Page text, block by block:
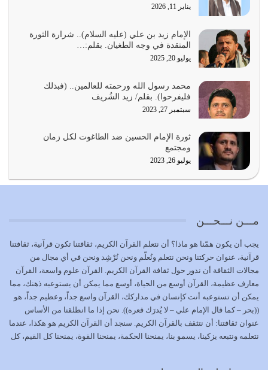
بحبل الله جميعاً وليس كل…
يوليو 22, 2026
يشاء ويذل من يشاء
يوليو 21, 2026
كل زمان…
يوليو 19, 2026
الوظيفة عبارة عن مسؤولية يجب النهوض بها كما ينبغي لكي
وَالْمُنْفِقِينَ…
يوليو 17, 2026
الاعتصام بحبل الله أمر إلهي للمؤمنين وهو بمثابة سبب بينهم
وبين الله يترتب عليه النصر…
يوليو 16, 2026
إما أن نحاول أن نكون من أولياء الله فيتم على أيدينا ضرب
يوليو 15, 2026
يناير 11, 2026
الإمام زيد بن علي (عليه السلام).. شرارة الثورة
المتقدة في وجه الطغيان. بقلم:…
يوليو 20, 2025
محمد رسول الله ورحمته للعالمين.. (فبذلك
فليفرحوا). بقلم/ زيد الشُريف
سبتمبر 27, 2023
ثورة الإمام الحسين ضد الطاغوت لكل زمان
ومجتمع
يوليو 26, 2023
مـــن نـــحـــن
يجب أن يكون همّنا هو ماذا؟ أن نتعلم القرآن الكريم، ثقافتنا تكون قرآنية، ثقافتنا
قرآنية، عنوان حركتنا ونحن نتعلم ونُعلّم ونحن نُرْشِد ونحن في أي مجال من
مجالات الثقافة أن ندور حول ثقافة القرآن الكريم. القرآن علوم واسعة، القرآن
معارف عظيمة، القرآن أوسع من الحياة، أوسع مما يمكن أن يستوعبه ذهنك، مما
يمكن أن تستوعبه أنت كإنسان في مداركك، القرآن واسع جداً، وعظيم جداً، هو
((بحر – كما قال الإمام علي – لا يُدرَك قعره)). نحن إذا ما انطلقنا من الأساس
عنوان ثقافتنا: أن نتثقف بالقرآن الكريم. سنجد أن القرآن الكريم هو هكذا، عندما
نتعلمه ونتبعه يزكينا، يسمو بنا، يمنحنا الحكمة، يمنحنا القوة، يمنحنا كل القيم، كل